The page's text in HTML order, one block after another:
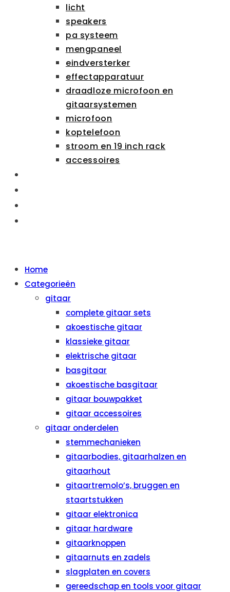
licht
speakers
pa systeem
mengpaneel
eindversterker
effectapparatuur
draadloze microfoon en
gitaarsystemen
microfoon
koptelefoon
stroom en 19 inch rack
accessoires
Home
Categorieën
gitaar
complete gitaar sets
akoestische gitaar
klassieke gitaar
elektrische gitaar
basgitaar
akoestische basgitaar
gitaar bouwpakket
gitaar accessoires
gitaar onderdelen
stemmechanieken
gitaarbodies, gitaarhalzen en
gitaarhout
gitaartremolo’s, bruggen en
staartstukken
gitaar elektronica
gitaar hardware
gitaarknoppen
gitaarnuts en zadels
slagplaten en covers
gereedschap en tools voor gitaar